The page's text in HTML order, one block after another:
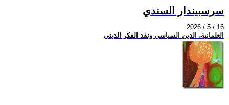
سرسبيندار السندي
2026 / 5 / 16
العلمانية، الدين السياسي ونقد الفكر الديني